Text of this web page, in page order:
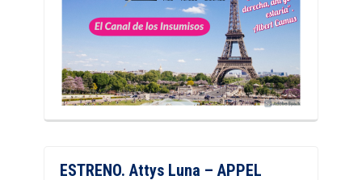
ESTRENO. Attys Luna – APPEL